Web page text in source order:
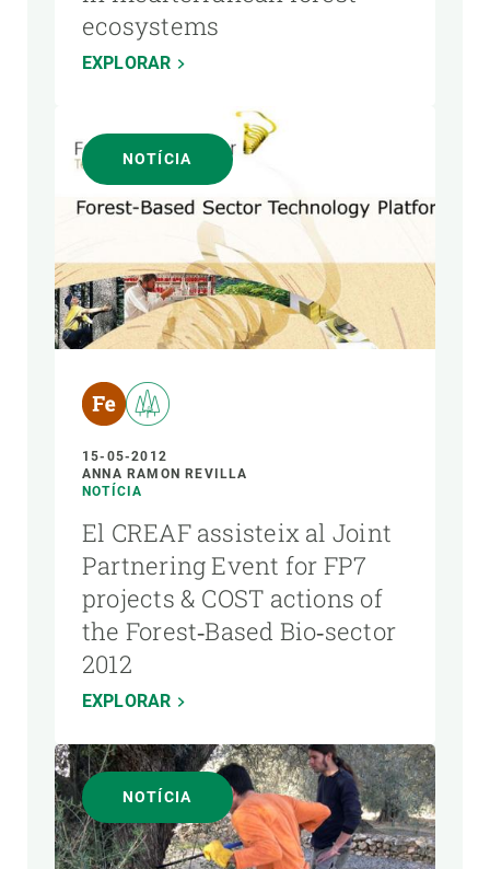
ecosystems
EXPLORAR
NOTÍCIA
15-05-2012
ANNA RAMON REVILLA
NOTÍCIA
El CREAF assisteix al Joint
Partnering Event for FP7
projects & COST actions of
the Forest‐Based Bio‐sector
2012
EXPLORAR
NOTÍCIA